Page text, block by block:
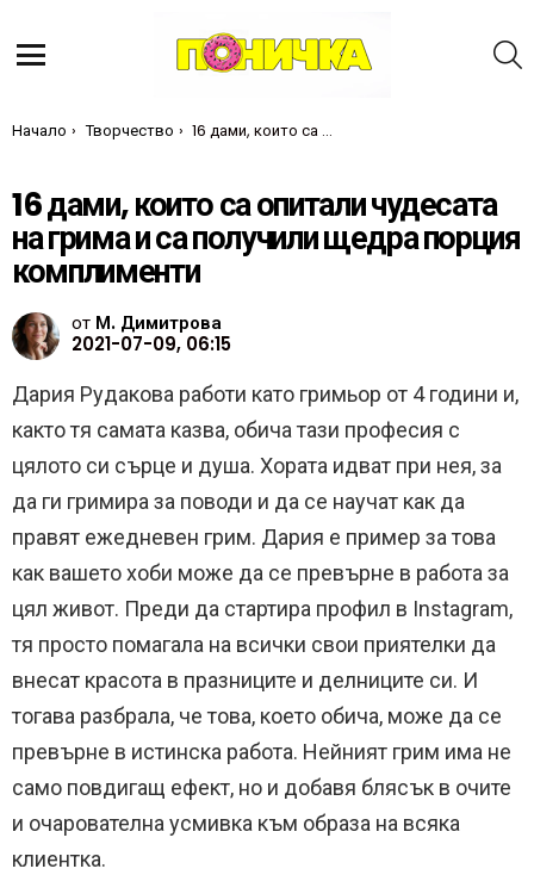
Ти си тук:
Начало Творчество 16 дами, които са опитали чудесата на грима и са получили щедра порция комплименти
16 дами, които са опитали чудесата
на грима и са получили щедра порция
комплименти
от М. Димитрова
2021-07-09, 06:15
Дария Рудакова работи като гримьор от 4 години и,
както тя самата казва, обича тази професия с
цялото си сърце и душа. Хората идват при нея, за
да ги гримира за поводи и да се научат как да
правят ежедневен грим. Дария е пример за това
как вашето хоби може да се превърне в работа за
цял живот. Преди да стартира профил в Instagram,
тя просто помагала на всички свои приятелки да
внесат красота в празниците и делниците си. И
тогава разбрала, че това, което обича, може да се
превърне в истинска работа. Нейният грим има не
само повдигащ ефект, но и добавя блясък в очите
и очарователна усмивка към образа на всяка
клиентка.